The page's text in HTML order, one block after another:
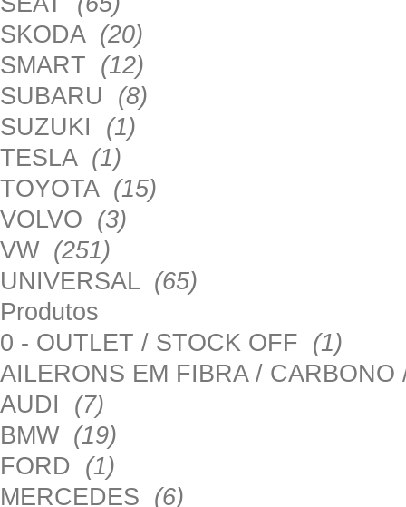
SKODA (20)
SMART (12)
SUBARU (8)
SUZUKI (1)
TESLA (1)
TOYOTA (15)
VOLVO (3)
VW (251)
UNIVERSAL (65)
Produtos
0 - OUTLET / STOCK OFF (1)
AILERONS EM FIBRA /
AUDI (7)
BMW (19)
FORD (1)
MERCEDES (6)